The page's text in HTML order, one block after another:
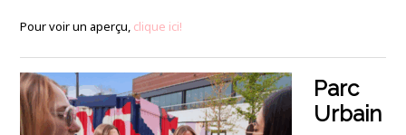
Pour voir un aperçu, clique ici!
Parc
Urbain